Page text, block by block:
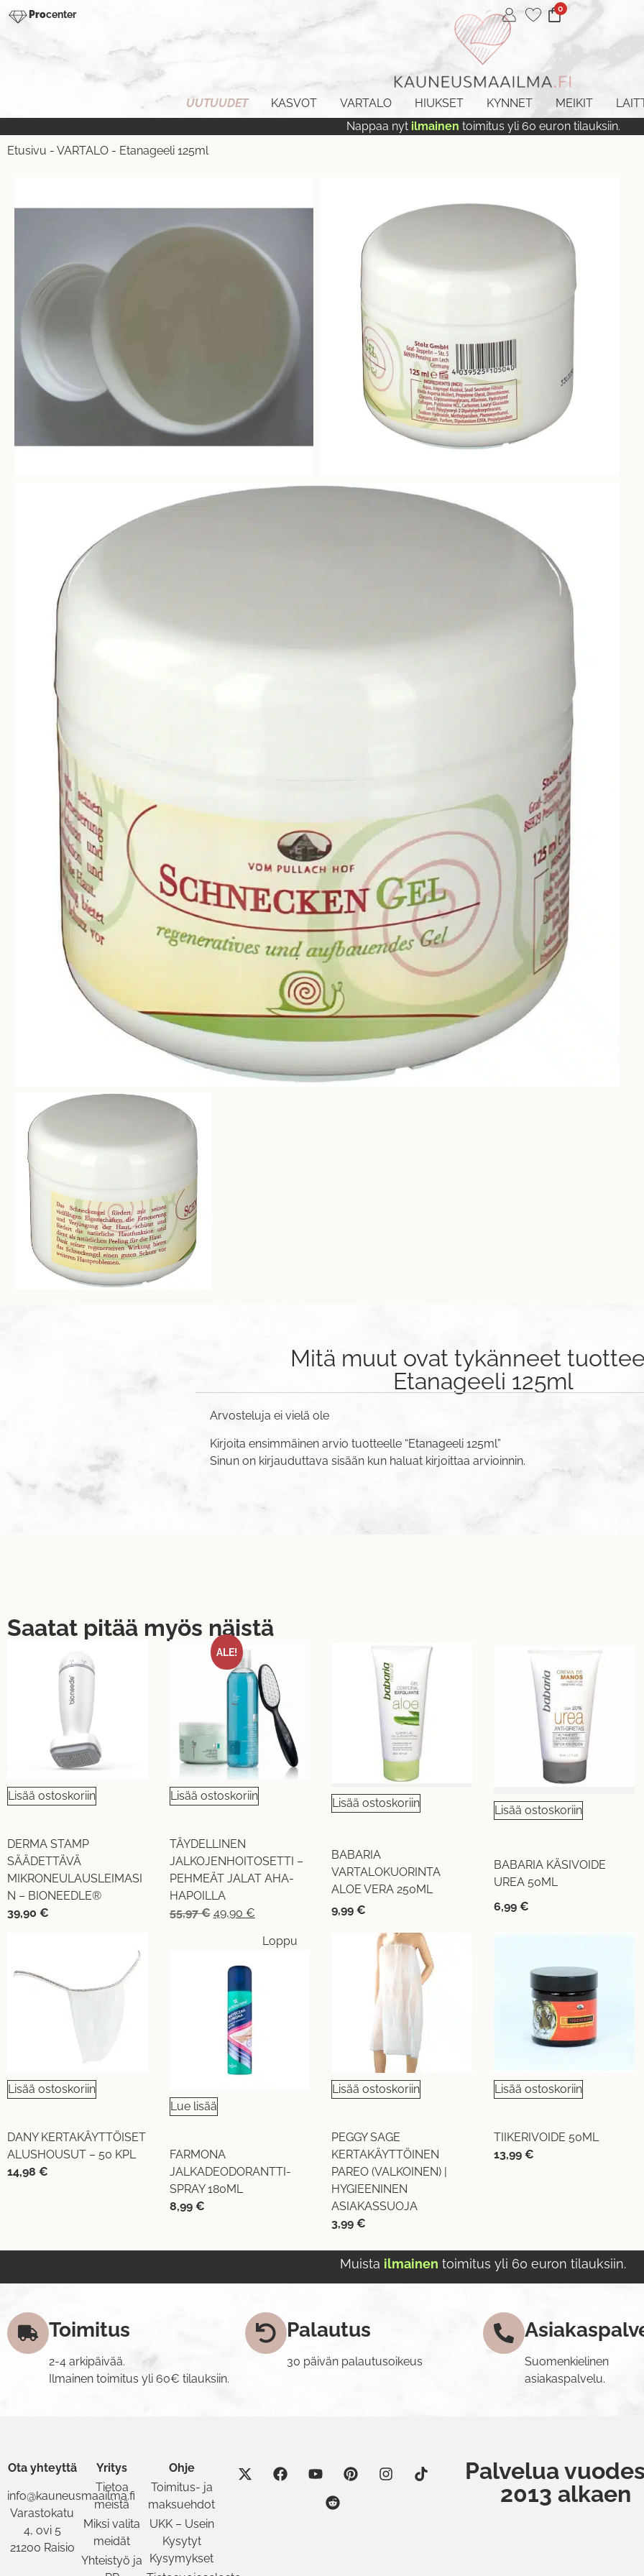
Procenter 0
UUTUUDET KASVOT VARTALO HIUKSET KYNNET MEIKIT
Nappaa nyt ilmainen toimitus yli 60 euron tilauksiin.
Etusivu - VARTALO - Etanageeli 125ml
Mitä muut ovat tykänneet
Etanageeli 125ml
Arvosteluja ei vielä ole
Kirjoita ensimmäinen arvio tuotteelle “Etanageeli 125ml”
Sinun on kirjauduttava sisään kun haluat kirjoittaa arvioinnin.
Saatat pitää myös näistä
Lisää ostoskoriin
DERMA STAMP
SÄÄDETTÄVÄ
MIKRONEULAUSLEIMASI
N – BIONEEDLE®
39,90 €
ALE!
Lisää ostoskoriin
TÄYDELLINEN
JALKOJENHOITOSETTI –
PEHMEÄT JALAT AHA-
HAPOILLA
55,97€ 49,90 €
Lisää ostoskoriin
BABARIA
VARTALOKUORINTA
ALOE VERA 250ML
9,99€
Lisää ostoskoriin
BABARIA KÄSIVOIDE
UREA 50ML
6,99 €
Lisää ostoskoriin
DANY KERTAKÄYTTÖISET
ALUSHOUSUT – 50 KPL
14,98 €
Loppu
Lue lisää
FARMONA
JALKADEODORANTTI-
SPRAY 180ML
8,99 €
Lisää ostoskoriin
PEGGY SAGE
KERTAKÄYTTÖINEN
PAREO (VALKOINEN) |
HYGIEENINEN
ASIAKASSUOJA
3,99€
Lisää ostoskoriin
TIIKERIVOIDE 50ML
13,99 €
Muista ilmainen toimitus yli 60 euron tilauksiin.
Toimitus
2-4 arkipäivää.
Ilmainen toimitus yli 60€ tilauksiin.
Palautus
30 päivän palautusoikeus
Suomenkielinen
asiakaspalvelu.
Ota yhteyttä
info@kauneusmaailma.fi
Varastokatu
4, ovi 5
21200 Raisio
Yritys
Tietoa
meistä
Miksi valita
meidät
Yhteistyö ja
Ohje
Toimitus- ja
maksuehdot
UKK – Usein
Kysytyt
Kysymykset
Palvelua
2013 alkaen